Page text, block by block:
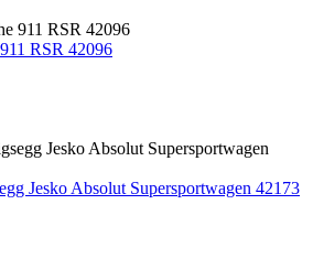
RSR 42096
Jesko Absolut Supersportwagen 42173